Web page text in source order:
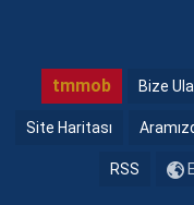
tmmob Bize
Site Haritası
RSS